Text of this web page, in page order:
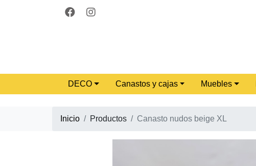
DECO Canastos y cajas Muebles
Inicio Productos Canasto nudos beige XL